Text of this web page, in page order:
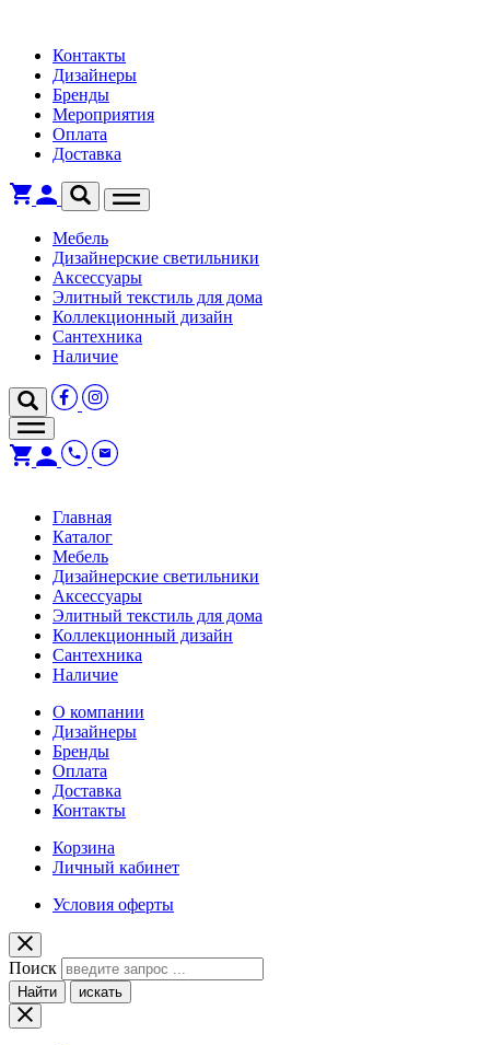
Контакты
Дизайнеры
Бренды
Мероприятия
Оплата
Доставка
Мебель
Дизайнерские светильники
Аксессуары
Элитный текстиль для дома
Коллекционный дизайн
Сантехника
Наличие
Главная
Каталог
Мебель
Дизайнерские светильники
Аксессуары
Элитный текстиль для дома
Коллекционный дизайн
Сантехника
Наличие
О компании
Дизайнеры
Бренды
Оплата
Доставка
Контакты
Корзина
Личный кабинет
Условия оферты
Поиск
Найти искать